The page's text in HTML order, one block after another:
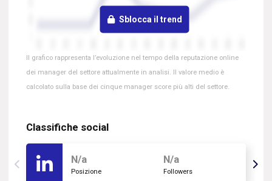
Sblocca il trend
Il grafico rappresenta l’evoluzione nel tempo della reputazione online
dei manager del settore attualmente in analisi. Il valore medio è
calcolato sulla base dei cinque manager score più alti del settore.
Classifiche social
N/a
Posizione
N/a
Followers